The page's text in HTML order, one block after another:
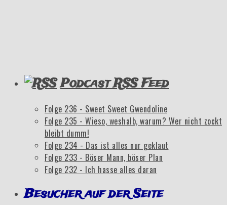
Podcast RSS Feed
Folge 236 - Sweet Sweet Gwendoline
Folge 235 - Wieso, weshalb, warum? Wer nicht zockt
bleibt dumm!
Folge 234 - Das ist alles nur geklaut
Folge 233 - Böser Mann, böser Plan
Folge 232 - Ich hasse alles daran
Besucher auf der Seite